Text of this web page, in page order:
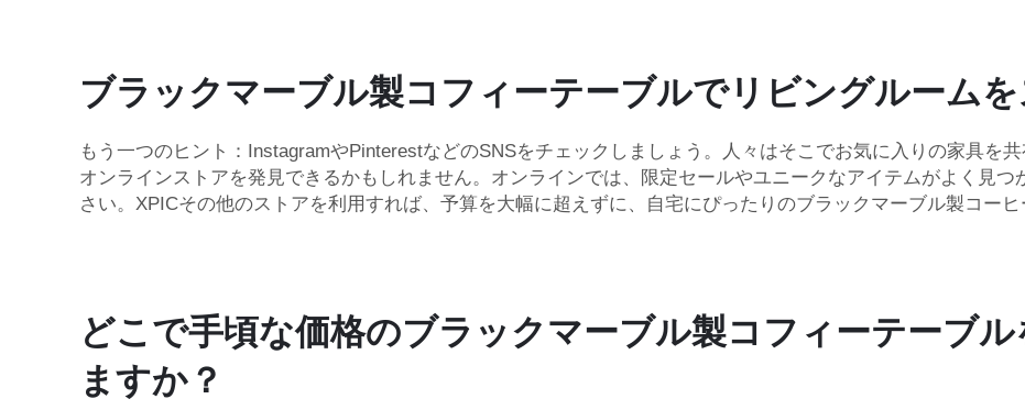
ブラックマーブル製コフィーテーブルでリビングルーム
もう一つのヒント：InstagramやPinterestなどのSNSをチェックしましょう。人々はそこでお気に入りの家具を
オンラインストアを発見できるかもしれません。オンラインでは、限定セールやユニークなアイテムがよく見
さい。XPICその他のストアを利用すれば、予算を大幅に超えずに、自宅にぴったりのブラックマーブル製コー
どこで手頃な価格のブラックマーブル製コフィーテーブ
ますか？